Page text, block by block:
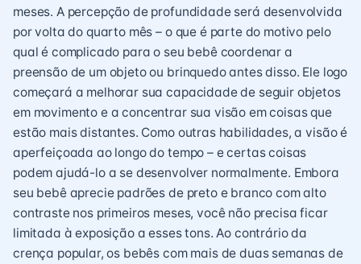
meses. A percepção de profundidade será desenvolvida
por volta do quarto mês – o que é parte do motivo pelo
qual é complicado para o seu bebê coordenar a
preensão de um objeto ou brinquedo antes disso. Ele logo
começará a melhorar sua capacidade de seguir objetos
em movimento e a concentrar sua visão em coisas que
estão mais distantes. Como outras habilidades, a visão é
aperfeiçoada ao longo do tempo – e certas coisas
podem ajudá-lo a se desenvolver normalmente. Embora
seu bebê aprecie padrões de preto e branco com alto
contraste nos primeiros meses, você não precisa ficar
limitada à exposição a esses tons. Ao contrário da
crença popular, os bebês com mais de duas semanas de